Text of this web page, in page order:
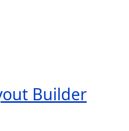
Builder